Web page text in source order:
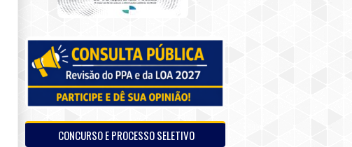
CONCURSO E PROCESSO SELETIVO